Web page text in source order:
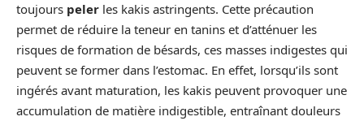
toujours peler les kakis astringents. Cette précaution
permet de réduire la teneur en tanins et d’atténuer les
risques de formation de bésards, ces masses indigestes qui
peuvent se former dans l’estomac. En effet, lorsqu’ils sont
ingérés avant maturation, les kakis peuvent provoquer une
accumulation de matière indigestible, entraînant douleurs